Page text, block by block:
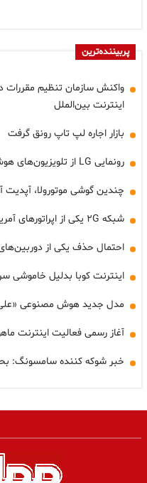
پربیننده‌ترین
اینترنت بین‌الملل
بازار اجاره لپ تاپ رونق گرفت
رونمایی LG از تلویزیون‌های هوش مصنوعی ۲۰۲۶
چندین گوشی موتورولا، آپدیت آزمایشی
شبکه ۲G یکی از اپراتورهای آمریکایی خاموش شد
احتمال حذف یکی از دوربین‌های
اینترنت کوبا بدلیل خاموشی
مدل جدید هوش مصنوعی
آغاز رسمی فعالیت اینترنت
خبر شوکه کننده سامسونگ: بحران کمبود